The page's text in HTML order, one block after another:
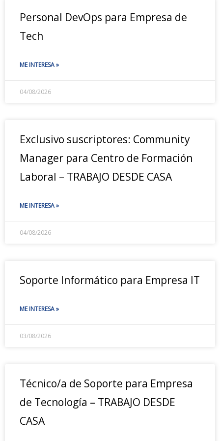
Personal DevOps para Empresa de
Tech
ME INTERESA »
04/08/2026
Exclusivo suscriptores: Community
Manager para Centro de Formación
Laboral – TRABAJO DESDE CASA
ME INTERESA »
04/08/2026
Soporte Informático para Empresa IT
ME INTERESA »
03/08/2026
Técnico/a de Soporte para Empresa
de Tecnología – TRABAJO DESDE
CASA